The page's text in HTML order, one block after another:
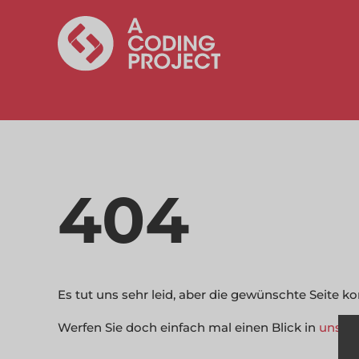
404
Es tut uns sehr leid, aber die gewünschte Seite
Werfen Sie doch einfach mal einen Blick in